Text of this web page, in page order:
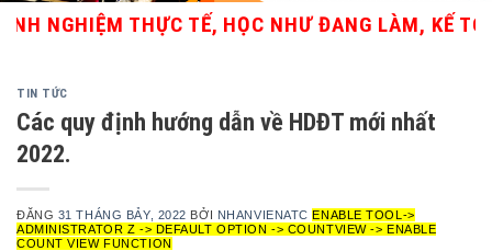
THỰC TẾ, HỌC NHƯ ĐANG LÀM, KẾ TOÁN
TIN TỨC
Các quy định hướng dẫn về HDĐT mới nhất
2022.
ĐĂNG 31 THÁNG BẢY, 2022 BỞI NHANVIENATC ENABLE TOOL->
ADMINISTRATOR Z -> DEFAULT OPTION -> COUNTVIEW -> ENABLE
COUNT VIEW FUNCTION